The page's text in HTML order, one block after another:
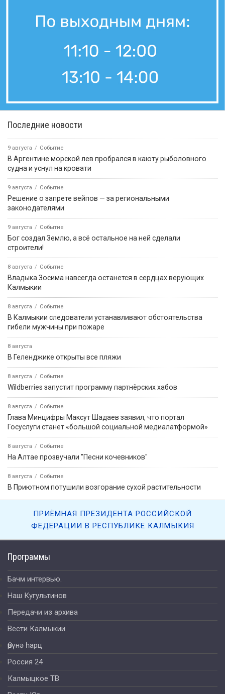
Программы
Бачм интервью.
Наш Кугультинов
Передачи из архива
Вести Калмыкии
Өрүнә һарц
Россия 24
Калмыцкое ТВ
Последние новости
9 августа Событие
В Аргентине морской лев пробрался в каюту рыболовного
судна и уснул на кровати
9 августа Событие
Решение о запрете вейпов — за региональными
законодателями
9 августа Событие
Бог создал Землю, а всё остальное на ней сделали
строители!
8 августа Событие
Владыка Зосима навсегда останется в сердцах верующих
Калмыкии
8 августа Событие
В Калмыкии следователи устанавливают обстоятельства
гибели мужчины при пожаре
8 августа
В Геленджике открыты все пляжи
8 августа Событие
Wildberries запустит программу партнёрских хабов
8 августа Событие
Глава Минцифры Максут Шадаев заявил, что портал
Госуслуги станет «большой социальной медиалатформой»
8 августа Событие
На Алтае прозвучали "Песни кочевников"
8 августа Событие
В Приютном потушили возгорание сухой растительности
ПРИЁМНАЯ ПРЕЗИДЕНТА РОССИЙСКОЙ
ФЕДЕРАЦИИ В РЕСПУБЛИКЕ КАЛМЫКИЯ